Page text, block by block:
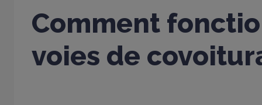
Comment
voies de